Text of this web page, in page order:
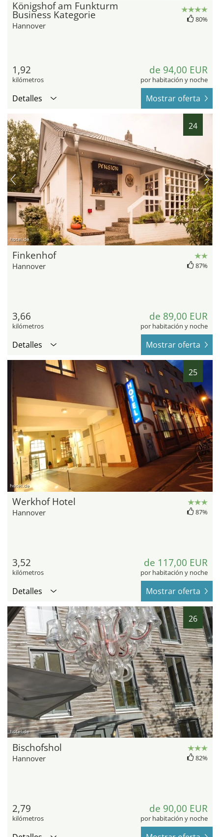
Königshof am Funkturm
Business Kategorie
Hannover
80%
1,92
kilómetros
de 94,00 EUR
por habitación y noche
Detalles Mostrar oferta
24
hotel.de
Finkenhof
Hannover 87%
3,66
kilómetros
de 89,00 EUR
por habitación y noche
Detalles Mostrar oferta
25
hotel.de
Werkhof Hotel
Hannover 87%
3,52
kilómetros
de 117,00 EUR
por habitación y noche
Detalles Mostrar oferta
26
hotel.de
Bischofshol
Hannover 82%
2,79
kilómetros
de 90,00 EUR
por habitación y noche